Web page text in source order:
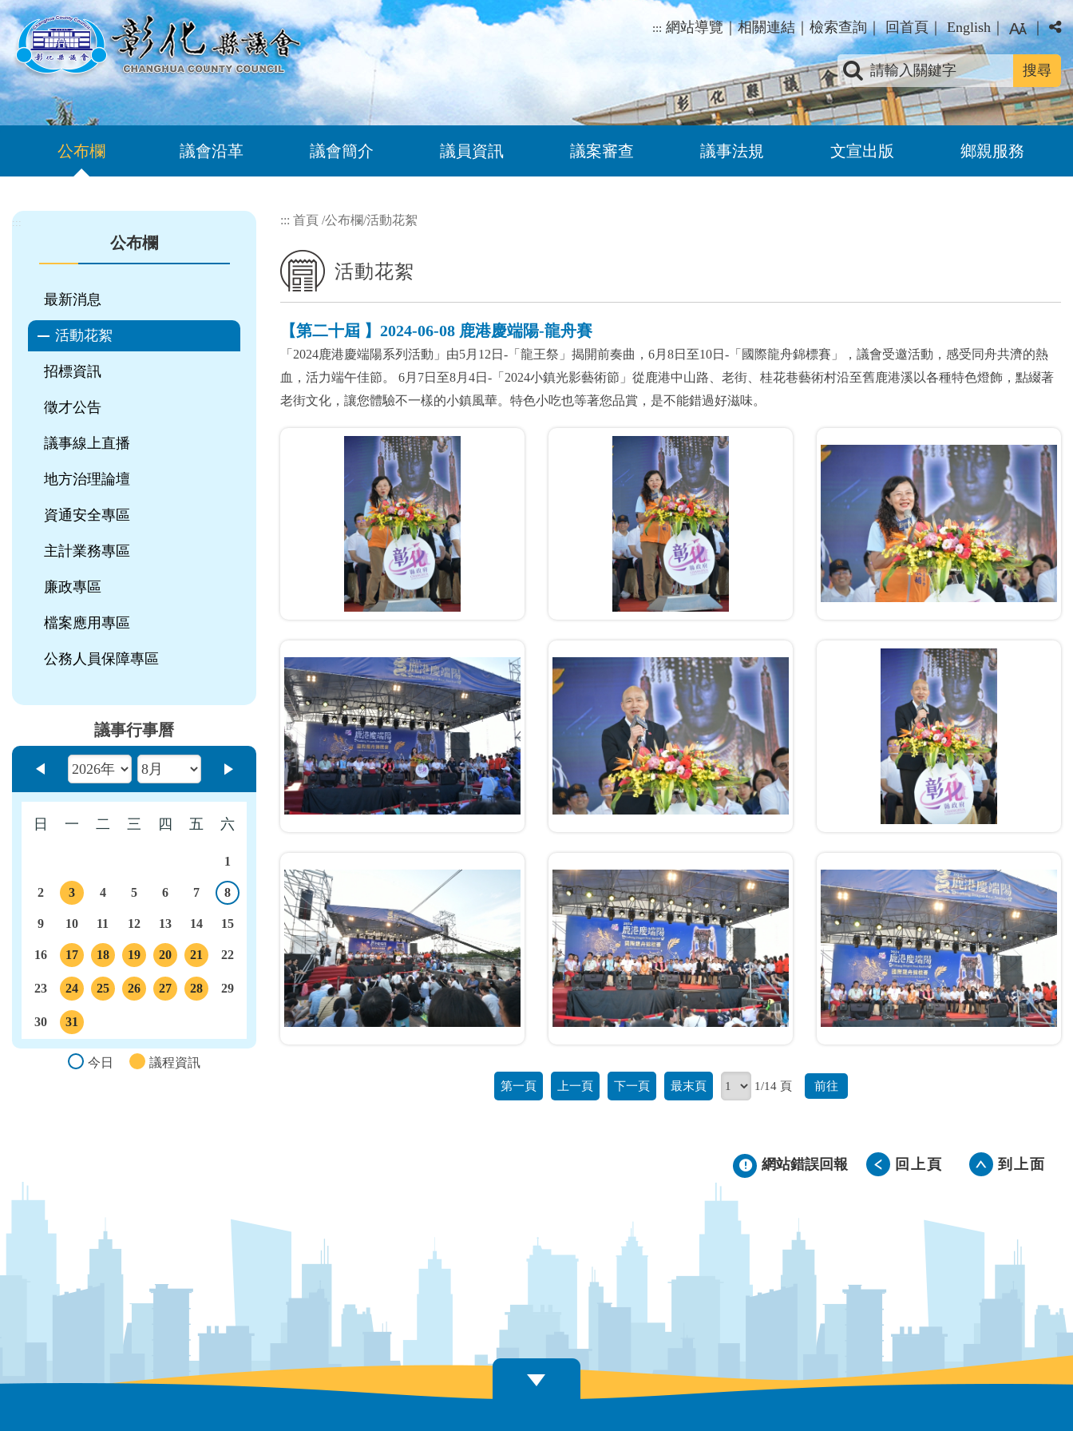
跳到主要內容區塊
::: 網站導覽｜相關連結 ｜ 檢索查詢｜回首頁｜English ｜ ｜
關鍵字查詢
公布欄 議會沿革 議會簡介 議員資訊 議案審查 議事法規 文宣出版 鄉親服務
:::
公布欄
最新消息
活動花絮
招標資訊
徵才公告
議事線上直播
地方治理論壇
資通安全專區
主計業務專區
廉政專區
檔案應用專區
公務人員保障專區
議事行事曆
上個月
日 一 二 三 四 五 六
1
2
3
4 5 6 7
8
9
10 11 12 13 14 15
16
17
議程
18
議程
19
議程
20
議程
21
議程
22
23
24
議程
25
26
27
28
29
30
31
今日
議程資訊
::: 首頁 /公布欄/活動花絮
活動花絮
【第二十屆 】2024-06-08 鹿港慶端陽-龍舟賽
「2024鹿港慶端陽系列活動」由5月12日-「龍王祭」揭開前奏曲，6月8日至10日-「國際龍舟錦標賽」，議會受邀活動，感受同舟共濟的熱
血，活力端午佳節。 6月7日至8月4日-「2024小鎮光影藝術節」從鹿港中山路、老街、桂花巷藝術村沿至舊鹿港溪以各種特色燈飾，點綴著
老街文化，讓您體驗不一樣的小鎮風華。特色小吃也等著您品賞，是不能錯過好滋味。
第一頁 上一頁 下一頁 最末頁 1/14 頁 前往
網站錯誤回報 回上頁 到上面